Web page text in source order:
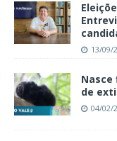
13/09/
Nasce
de
04/02/